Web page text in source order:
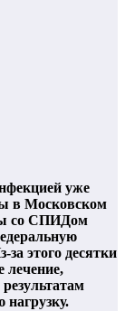
уже
в Московском
со СПИДом
этого десятки
лечение,